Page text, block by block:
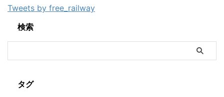
Tweets by free_railway
検索
タグ